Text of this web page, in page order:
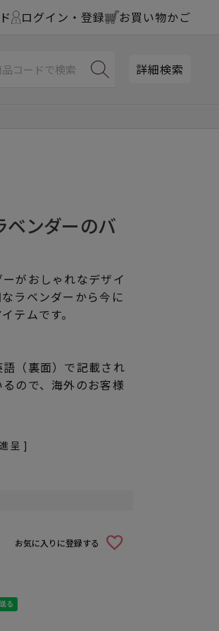
ログイン・登録 お買い物かご
詳細検索
ベンダーのバ
がおしゃれなデザイ
ラベンダーから今に
テムです。
（裏面）で記載され
ので、海外のお客様
呈 ]
お気に入りに登録する